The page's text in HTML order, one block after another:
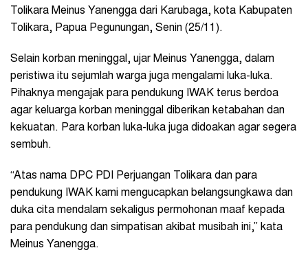
Tolikara Meinus Yanengga dari Karubaga, kota Kabupaten
Tolikara, Papua Pegunungan, Senin (25/11).
Selain korban meninggal, ujar Meinus Yanengga, dalam
peristiwa itu sejumlah warga juga mengalami luka-luka.
Pihaknya mengajak para pendukung IWAK terus berdoa
agar keluarga korban meninggal diberikan ketabahan dan
kekuatan. Para korban luka-luka juga didoakan agar segera
sembuh.
“Atas nama DPC PDI Perjuangan Tolikara dan para
pendukung IWAK kami mengucapkan belangsungkawa dan
duka cita mendalam sekaligus permohonan maaf kepada
para pendukung dan simpatisan akibat musibah ini,” kata
Meinus Yanengga.